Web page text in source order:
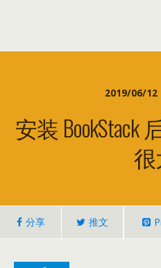
2019/06/12
安装
分享 推文